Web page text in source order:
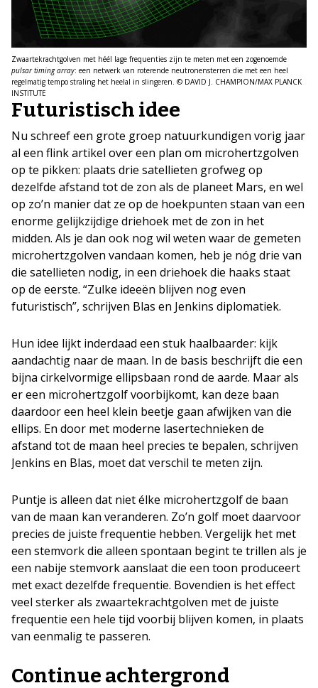
Zwaartekrachtgolven met héél lage frequenties zijn te meten met een zogenoemde
pulsar timing array: een netwerk van roterende neutronensterren die met een heel
regelmatig tempo straling het heelal in slingeren. © DAVID J. CHAMPION/MAX PLANCK
INSTITUTE
Futuristisch idee
Nu schreef een grote groep natuurkundigen vorig jaar
al een flink artikel over een plan om microhertzgolven
op te pikken: plaats drie satellieten grofweg op
dezelfde afstand tot de zon als de planeet Mars, en wel
op zo’n manier dat ze op de hoekpunten staan van een
enorme gelijkzijdige driehoek met de zon in het
midden. Als je dan ook nog wil weten waar de gemeten
microhertzgolven vandaan komen, heb je nóg drie van
die satellieten nodig, in een driehoek die haaks staat
op de eerste. “Zulke ideeën blijven nog even
futuristisch”, schrijven Blas en Jenkins diplomatiek.
Hun idee lijkt inderdaad een stuk haalbaarder: kijk
aandachtig naar de maan. In de basis beschrijft die een
bijna cirkelvormige ellipsbaan rond de aarde. Maar als
er een microhertzgolf voorbijkomt, kan deze baan
daardoor een heel klein beetje gaan afwijken van die
ellips. En door met moderne lasertechnieken de
afstand tot de maan heel precies te bepalen, schrijven
Jenkins en Blas, moet dat verschil te meten zijn.
Puntje is alleen dat niet élke microhertzgolf de baan
van de maan kan veranderen. Zo’n golf moet daarvoor
precies de juiste frequentie hebben. Vergelijk het met
een stemvork die alleen spontaan begint te trillen als je
een nabije stemvork aanslaat die een toon produceert
met exact dezelfde frequentie. Bovendien is het effect
veel sterker als zwaartekrachtgolven met de juiste
frequentie een hele tijd voorbij blijven komen, in plaats
van eenmalig te passeren.
Continue achtergrond